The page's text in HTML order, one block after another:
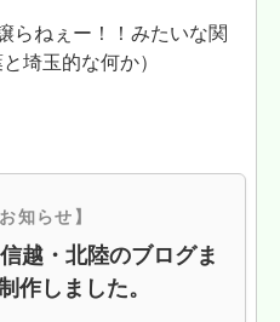
らねぇー！！みたいな関
埼玉的な何か）
知らせ】
越・北陸のブログま
作しました。